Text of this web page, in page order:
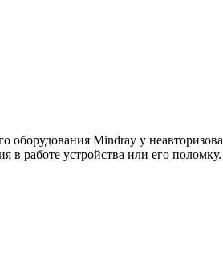
Mindray у
работе устройства или его поломку.